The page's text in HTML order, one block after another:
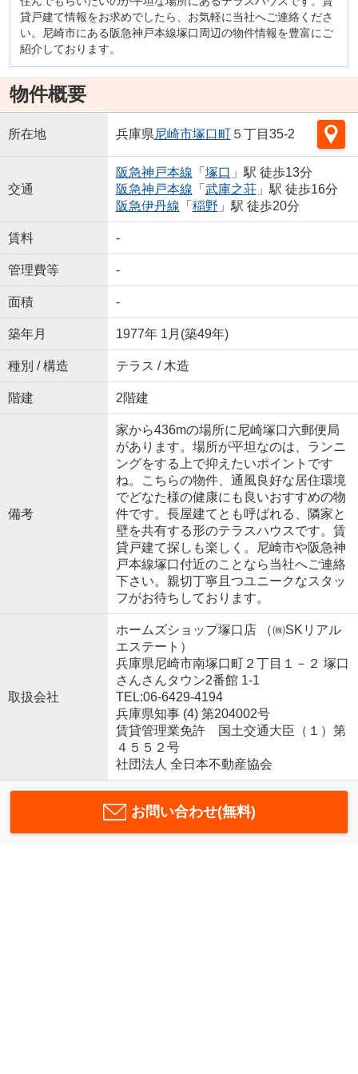
貸戸建て情報をお求めでしたら、お気軽に当社へご連絡くださ
い。尼崎市にある阪急神戸本線塚口周辺の物件情報を豊富にご
紹介しております。
物件概要
所在地 兵庫県尼崎市塚口町５丁目35-2
交通
阪急神戸本線 「 塚口 」駅 徒歩13分
阪急神戸本線 「 武庫之荘」駅 徒歩16分
阪急伊丹線 「 稲野 」駅 徒歩20分
賃料 -
管理費等 -
面積 -
築年月 1977年 1月(築49年)
種別 / 構造 テラス / 木造
階建 2階建
備考
家から436mの場所に尼崎塚口六郵便局
があります。場所が平坦なのは、ランニ
ングをする上で抑えたいポイントです
ね。こちらの物件、通風良好な居住環境
でどなた様の健康にも良いおすすめの物
件です。長屋建てとも呼ばれる、隣家と
壁を共有する形のテラスハウスです。賃
貸戸建て探しも楽しく。尼崎市や阪急神
戸本線塚口付近のことなら当社へご連絡
下さい。親切丁寧且つユニークなスタッ
フがお待ちしております。
取扱会社
ホームズショップ塚口店 （㈱SKリアル
エステート）
兵庫県尼崎市南塚口町２丁目１－２ 塚口
さんさんタウン2番館 1-1
TEL:06-6429-4194
兵庫県知事 (4) 第204002号
賃貸管理業免許 国土交通大臣（１）第
４５５２号
社団法人 全日本不動産協会
お問い合わせ(無料)